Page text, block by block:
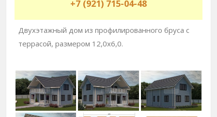
+7 (921) 715-04-48
Двухэтажный дом из профилированного бруса с
террасой, размером 12,0х6,0.